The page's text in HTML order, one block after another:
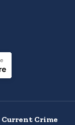
Current Crime